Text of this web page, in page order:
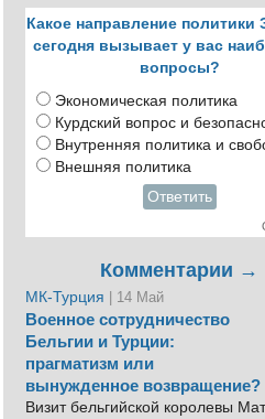
Какое направление политики
сегодня вызывает у вас
вопросы?
Экономическая политика
Курдский вопрос и
Внутренняя политика и
Внешняя политика
Ответить
Комментарии →
МК-Турция | 14 Май
Военное сотрудничество
Бельгии и Турции:
прагматизм или
вынужденное возвращение?
Визит бельгийской королевы